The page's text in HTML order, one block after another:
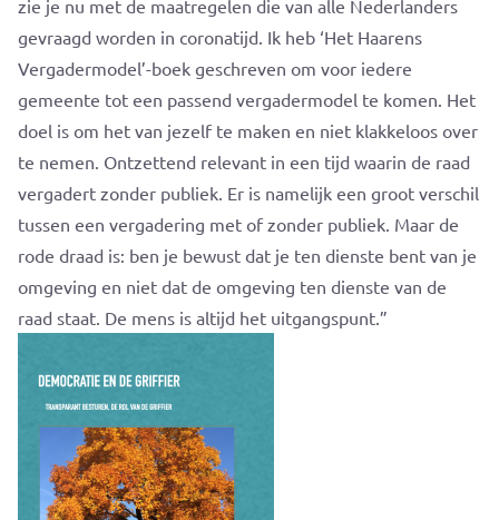
zie je nu met de maatregelen die van alle Nederlanders
gevraagd worden in coronatijd. Ik heb ‘Het Haarens
Vergadermodel’-boek geschreven om voor iedere
gemeente tot een passend vergadermodel te komen. Het
doel is om het van jezelf te maken en niet klakkeloos over
te nemen. Ontzettend relevant in een tijd waarin de raad
vergadert zonder publiek. Er is namelijk een groot verschil
tussen een vergadering met of zonder publiek. Maar de
rode draad is: ben je bewust dat je ten dienste bent van je
omgeving en niet dat de omgeving ten dienste van de
raad staat. De mens is altijd het uitgangspunt.”